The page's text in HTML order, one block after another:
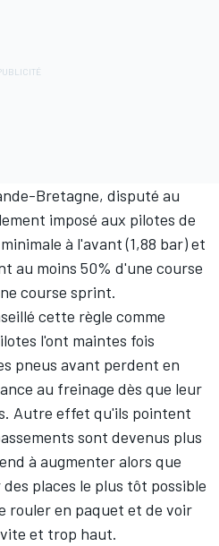
Bretagne, disputé au
imposé aux pilotes de
à l'avant (1,88 bar) et
au moins 50% d'une course
course sprint.
cette règle comme
l'ont maintes fois
pneus avant perdent en
au freinage dès que leur
Autre effet qu'ils pointent
sont devenus plus
à augmenter alors que
places le plus tôt possible
rouler en paquet et de voir
et trop haut.